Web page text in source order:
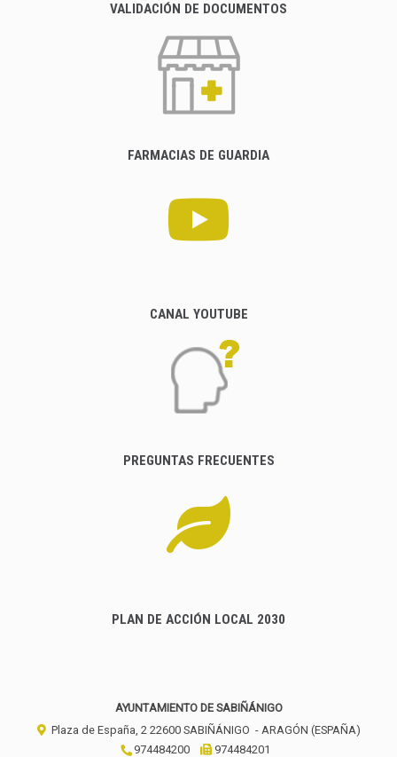
VALIDACIÓN DE DOCUMENTOS
FARMACIAS DE GUARDIA
CANAL YOUTUBE
PREGUNTAS FRECUENTES
PLAN DE ACCIÓN LOCAL 2030
AYUNTAMIENTO DE SABIÑÁNIGO
Plaza de España, 2 22600 SABIÑÁNIGO - ARAGÓN (ESPAÑA)
974484200
974484201